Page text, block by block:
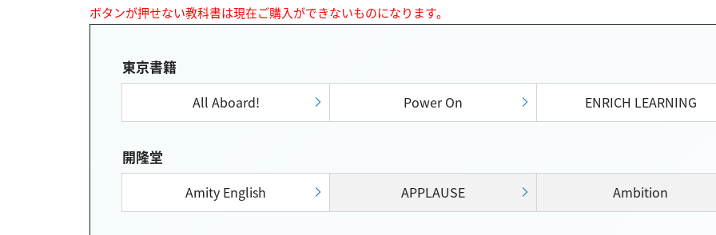
ボタンが押せない教科書は現在ご購入ができないものになります。
東京書籍
All Aboard! Power On ENRICH LEARNING
開隆堂
Amity English APPLAUSE Ambition